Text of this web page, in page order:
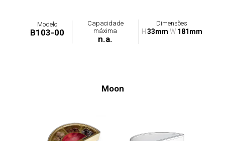
Modelo
B103-00
Capacidade
máxima
n.a.
Dimensões
H 33mm W 181mm
Moon